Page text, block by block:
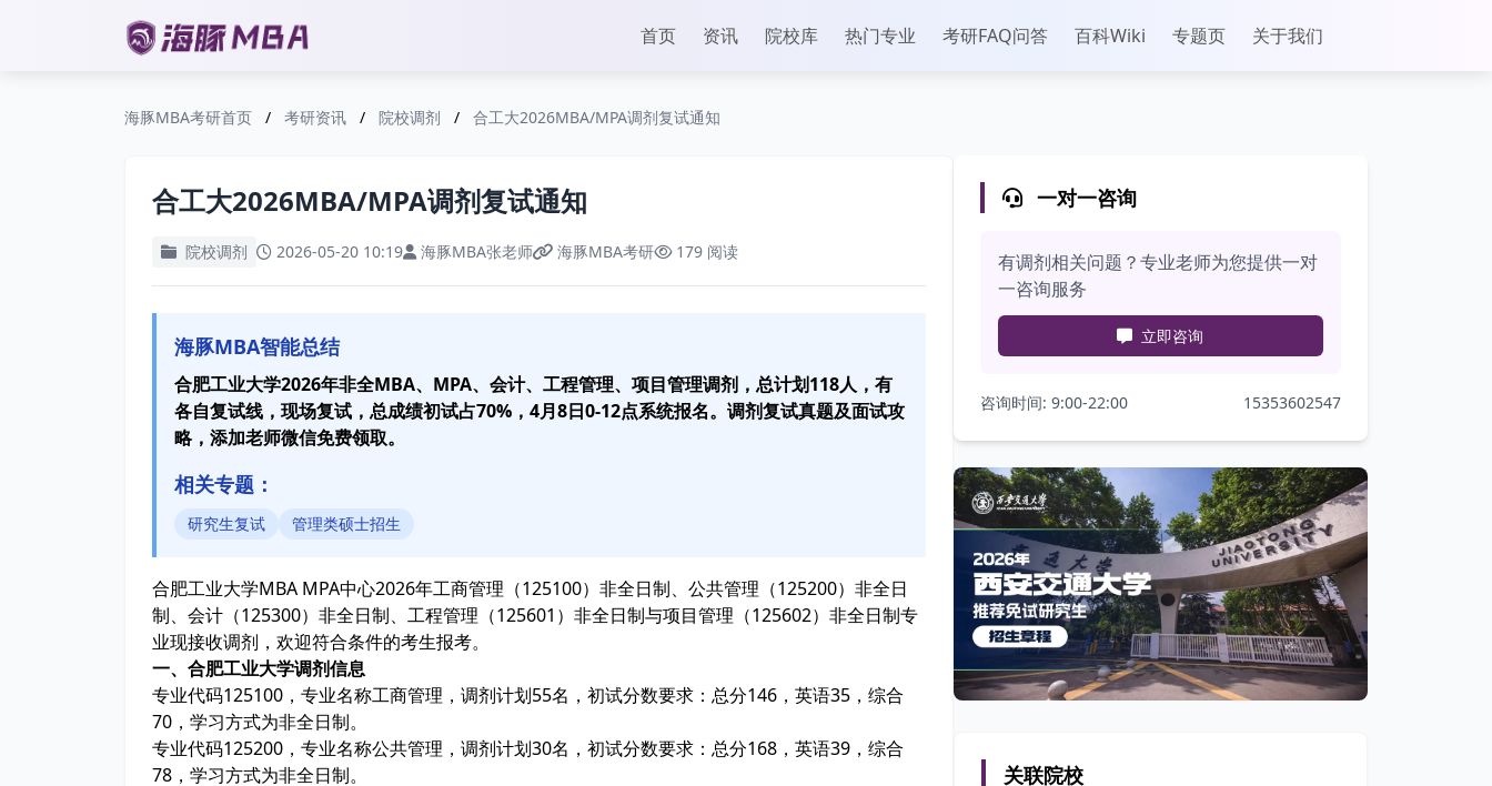
首页 资讯 院校库 热门专业 考研FAQ问答 百科Wiki 专题页 关于我们
海豚MBA考研首页 / 考研资讯 / 院校调剂 / 合工大2026MBA/MPA调剂复试通知
合工大2026MBA/MPA调剂复试通知
院校调剂 2026-05-20 10:19 海豚MBA张老师 海豚MBA考研 179 阅读
海豚MBA智能总结
合肥工业大学2026年非全MBA、MPA、会计、工程管理、项目管理调剂，总计划118人，有
各自复试线，现场复试，总成绩初试占70%，4月8日0-12点系统报名。调剂复试真题及面试攻
略，添加老师微信免费领取。
相关专题：
研究生复试 管理类硕士招生
合肥工业大学MBA MPA中心2026年工商管理（125100）非全日制、公共管理（125200）非全日
制、会计（125300）非全日制、工程管理（125601）非全日制与项目管理（125602）非全日制专
业现接收调剂，欢迎符合条件的考生报考。
一、合肥工业大学调剂信息
专业代码125100，专业名称工商管理，调剂计划55名，初试分数要求：总分146，英语35，综合
70，学习方式为非全日制。
专业代码125200，专业名称公共管理，调剂计划30名，初试分数要求：总分168，英语39，综合
78，学习方式为非全日制。
一对一咨询
有调剂相关问题？专业老师为您提供一对
一咨询服务
立即咨询
咨询时间: 9:00-22:00 15353602547
关联院校